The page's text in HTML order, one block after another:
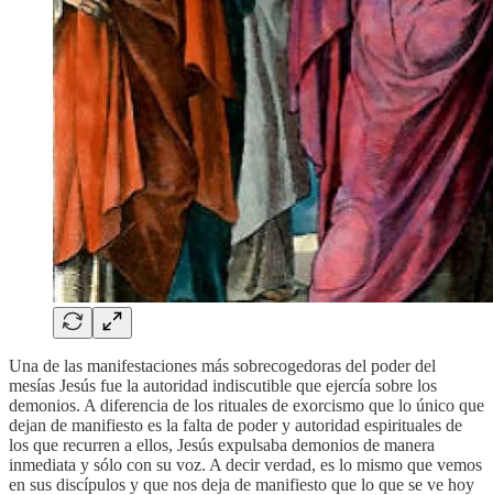
Una de las manifestaciones más sobrecogedoras del poder del
mesías Jesús fue la autoridad indiscutible que ejercía sobre los
demonios. A diferencia de los rituales de exorcismo que lo único que
dejan de manifiesto es la falta de poder y autoridad espirituales de
los que recurren a ellos, Jesús expulsaba demonios de manera
inmediata y sólo con su voz. A decir verdad, es lo mismo que vemos
en sus discípulos y que nos deja de manifiesto que lo que se ve hoy